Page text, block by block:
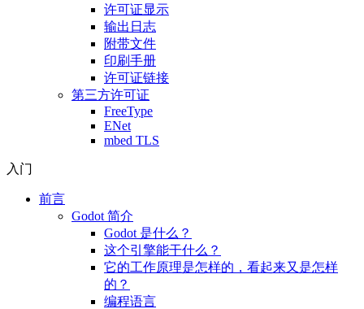
许可证显示
输出日志
附带文件
印刷手册
许可证链接
第三方许可证
FreeType
ENet
mbed TLS
入门
前言
Godot 简介
Godot 是什么？
这个引擎能干什么？
它的工作原理是怎样的，看起来又是怎样
的？
编程语言